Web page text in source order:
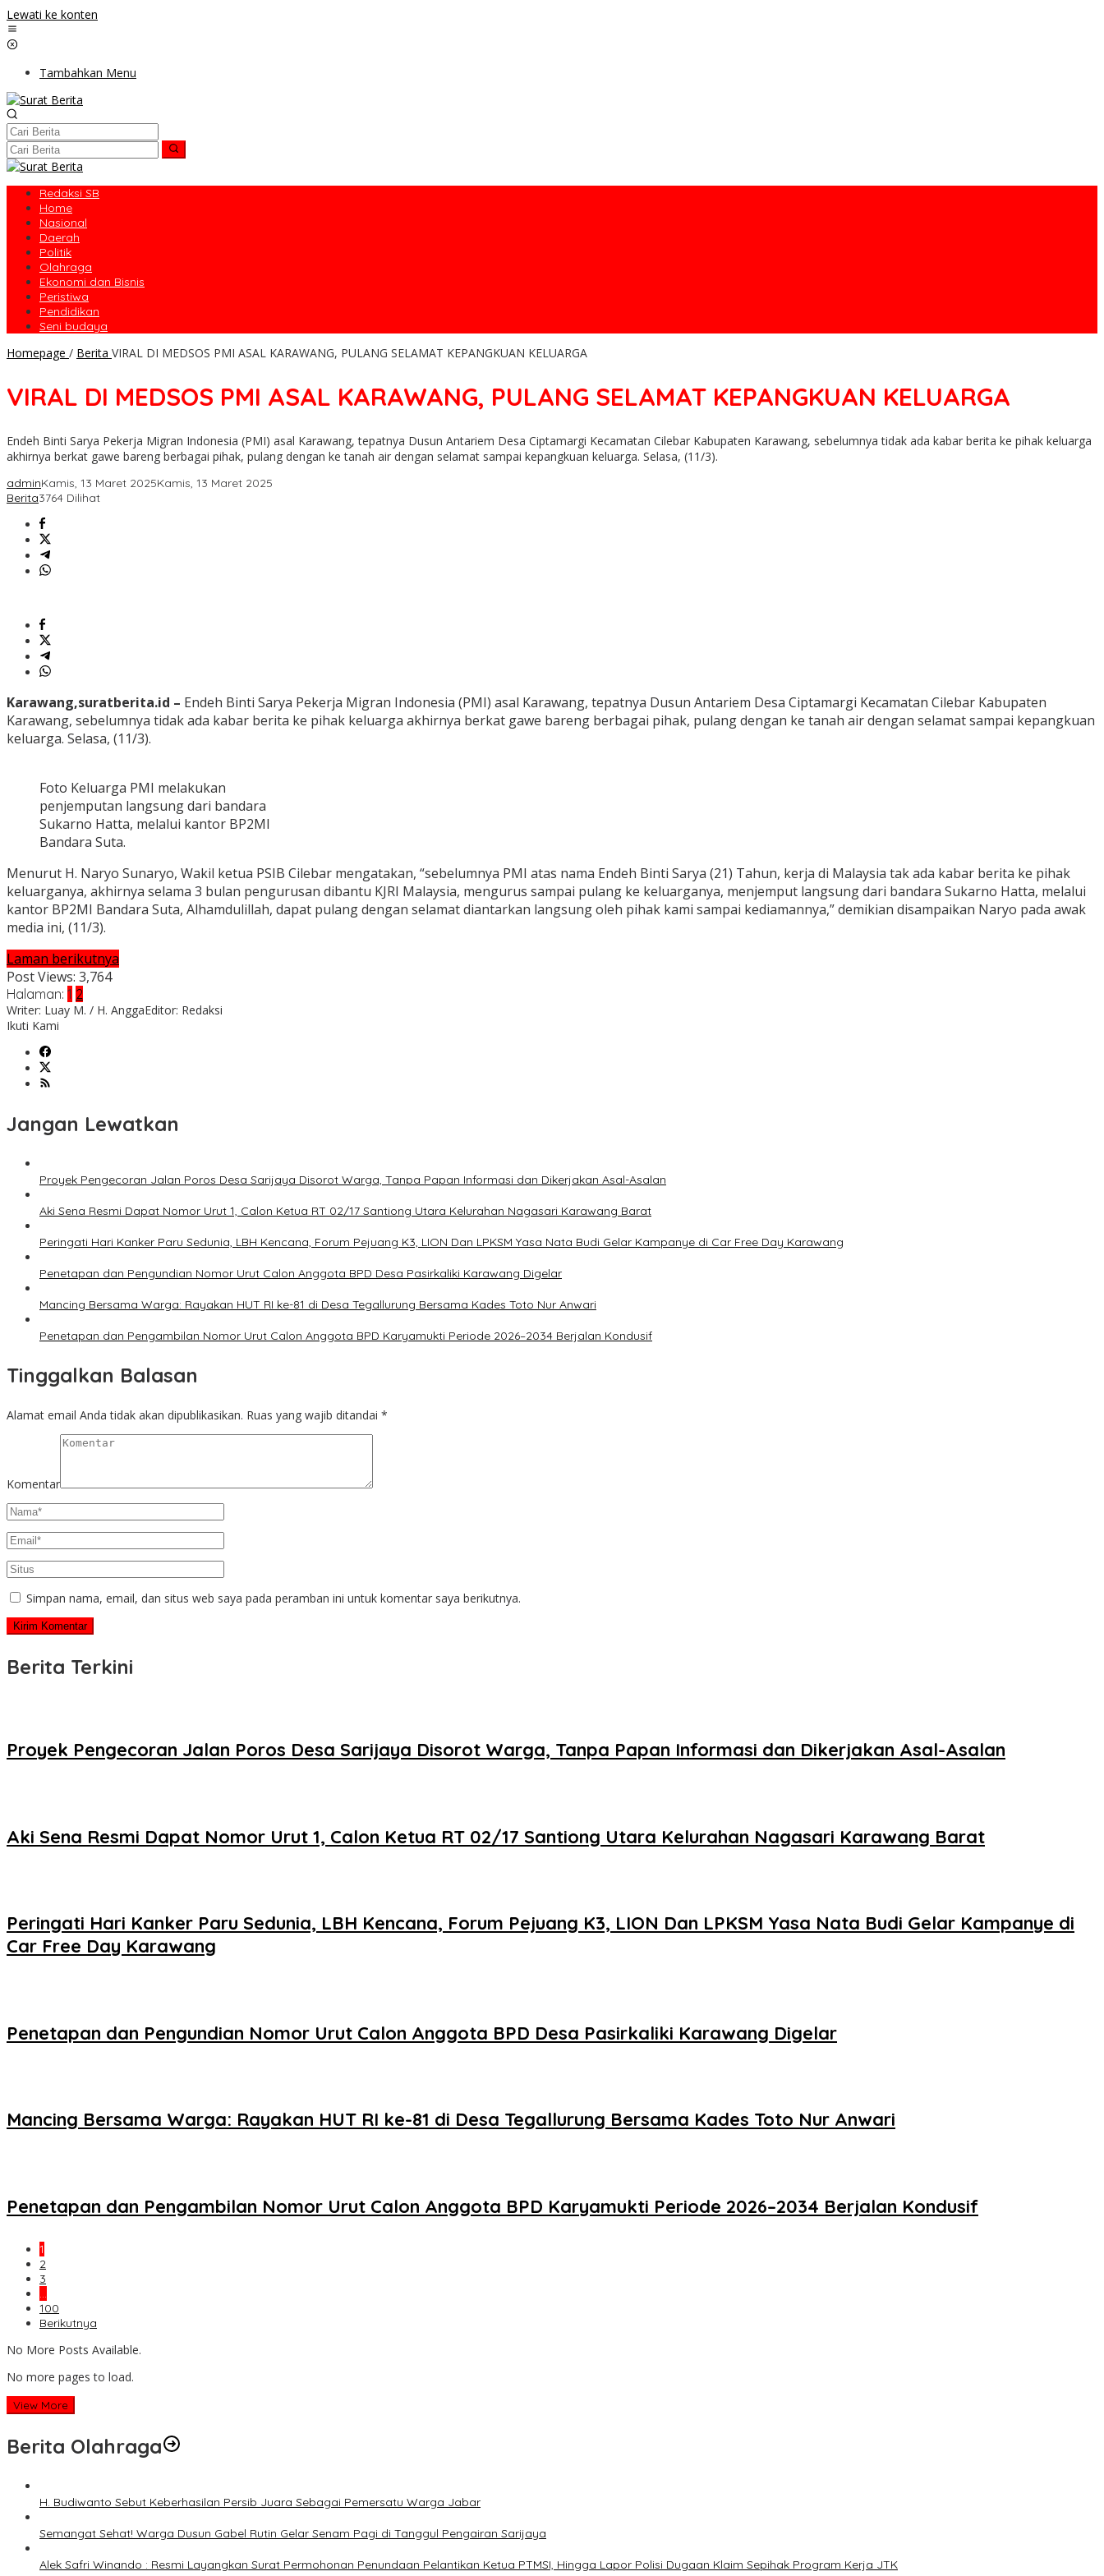
Lewati ke konten
Tambahkan Menu
Redaksi SB
Home
Nasional
Daerah
Politik
Olahraga
Ekonomi dan Bisnis
Peristiwa
Pendidikan
Seni budaya
Homepage / Berita VIRAL DI MEDSOS PMI ASAL KARAWANG, PULANG SELAMAT KEPANGKUAN KELUARGA
VIRAL DI MEDSOS PMI ASAL KARAWANG, PULANG SELAMAT KEPANGKUAN KELUARGA
Endeh Binti Sarya Pekerja Migran Indonesia (PMI) asal Karawang, tepatnya Dusun Antariem Desa Ciptamargi Kecamatan Cilebar Kabupaten Karawang, sebelumnya tidak ada kabar berita ke pihak keluarga
akhirnya berkat gawe bareng berbagai pihak, pulang dengan ke tanah air dengan selamat sampai kepangkuan keluarga. Selasa, (11/3).
adminKamis, 13 Maret 2025Kamis, 13 Maret 2025
Berita3764 Dilihat
Karawang,suratberita.id – Endeh Binti Sarya Pekerja Migran Indonesia (PMI) asal Karawang, tepatnya Dusun Antariem Desa Ciptamargi Kecamatan Cilebar Kabupaten
Karawang, sebelumnya tidak ada kabar berita ke pihak keluarga akhirnya berkat gawe bareng berbagai pihak, pulang dengan ke tanah air dengan selamat sampai kepangkuan
keluarga. Selasa, (11/3).
Foto Keluarga PMI melakukan
penjemputan langsung dari bandara
Sukarno Hatta, melalui kantor BP2MI
Bandara Suta.
Menurut H. Naryo Sunaryo, Wakil ketua PSIB Cilebar mengatakan, “sebelumnya PMI atas nama Endeh Binti Sarya (21) Tahun, kerja di Malaysia tak ada kabar berita ke pihak
keluarganya, akhirnya selama 3 bulan pengurusan dibantu KJRI Malaysia, mengurus sampai pulang ke keluarganya, menjemput langsung dari bandara Sukarno Hatta, melalui
kantor BP2MI Bandara Suta, Alhamdulillah, dapat pulang dengan selamat diantarkan langsung oleh pihak kami sampai kediamannya,” demikian disampaikan Naryo pada awak
media ini, (11/3).
Laman berikutnya
Post Views: 3,764
Halaman: 1 2
Writer: Luay M. / H. AnggaEditor: Redaksi
Ikuti Kami
Jangan Lewatkan
Proyek Pengecoran Jalan Poros Desa Sarijaya Disorot Warga, Tanpa Papan Informasi dan Dikerjakan Asal-Asalan
Aki Sena Resmi Dapat Nomor Urut 1, Calon Ketua RT 02/17 Santiong Utara Kelurahan Nagasari Karawang Barat
Peringati Hari Kanker Paru Sedunia, LBH Kencana, Forum Pejuang K3, LION Dan LPKSM Yasa Nata Budi Gelar Kampanye di Car Free Day Karawang
Penetapan dan Pengundian Nomor Urut Calon Anggota BPD Desa Pasirkaliki Karawang Digelar
Mancing Bersama Warga: Rayakan HUT RI ke-81 di Desa Tegallurung Bersama Kades Toto Nur Anwari
Penetapan dan Pengambilan Nomor Urut Calon Anggota BPD Karyamukti Periode 2026–2034 Berjalan Kondusif
Tinggalkan Balasan
Alamat email Anda tidak akan dipublikasikan. Ruas yang wajib ditandai *
Komentar
Simpan nama, email, dan situs web saya pada peramban ini untuk komentar saya berikutnya.
Berita Terkini
Proyek Pengecoran Jalan Poros Desa Sarijaya Disorot Warga, Tanpa Papan Informasi dan Dikerjakan Asal-Asalan
Aki Sena Resmi Dapat Nomor Urut 1, Calon Ketua RT 02/17 Santiong Utara Kelurahan Nagasari Karawang Barat
Peringati Hari Kanker Paru Sedunia, LBH Kencana, Forum Pejuang K3, LION Dan LPKSM Yasa Nata Budi Gelar Kampanye di
Car Free Day Karawang
Penetapan dan Pengundian Nomor Urut Calon Anggota BPD Desa Pasirkaliki Karawang Digelar
Mancing Bersama Warga: Rayakan HUT RI ke-81 di Desa Tegallurung Bersama Kades Toto Nur Anwari
Penetapan dan Pengambilan Nomor Urut Calon Anggota BPD Karyamukti Periode 2026–2034 Berjalan Kondusif
1
2
3
…
100
Berikutnya
No More Posts Available.
No more pages to load.
View More
Berita Olahraga
H. Budiwanto Sebut Keberhasilan Persib Juara Sebagai Pemersatu Warga Jabar
Semangat Sehat! Warga Dusun Gabel Rutin Gelar Senam Pagi di Tanggul Pengairan Sarijaya
Alek Safri Winando : Resmi Layangkan Surat Permohonan Penundaan Pelantikan Ketua PTMSI, Hingga Lapor Polisi Dugaan Klaim Sepihak Program Kerja JTK